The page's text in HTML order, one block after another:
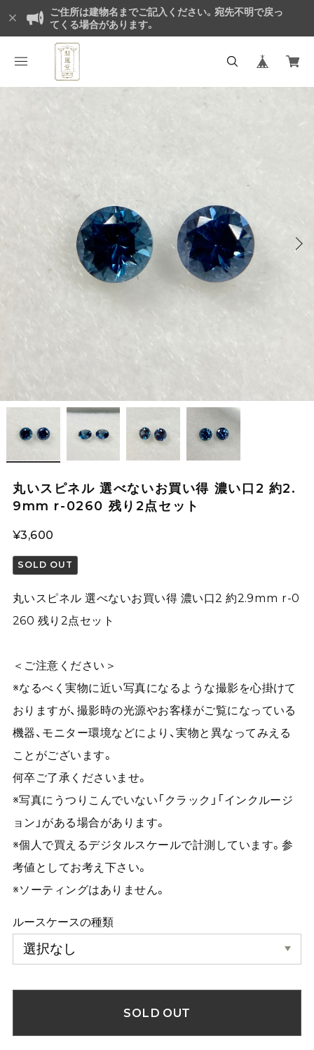
ご住所は建物名までご記入ください。宛先不明で戻っ
てくる場合があります。
丸いスピネル 選べないお買い得 濃い口2 約2.
9mm r-0260 残り2点セット
¥3,600
SOLD OUT
丸いスピネル 選べないお買い得 濃い口2 約2.9mm r-0
260 残り2点セット
＜ご注意ください＞
※なるべく実物に近い写真になるような撮影を心掛けて
おりますが、撮影時の光源やお客様がご覧になっている
機器、モニター環境などにより、実物と異なってみえる
ことがございます。
何卒ご了承くださいませ。
※写真にうつりこんでいない「クラック」「インクルージ
ョン」がある場合があります。
※個人で買えるデジタルスケールで計測しています。参
考値としてお考え下さい。
※ソーティングはありません。
ルースケースの種類
SOLD OUT